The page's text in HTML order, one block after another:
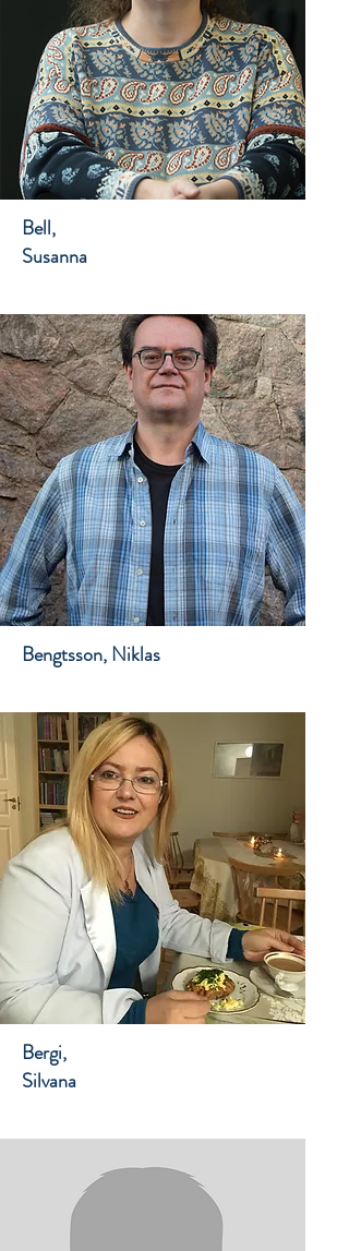
Bell,
Susanna
Bengtsson, Niklas
Bergi,
Silvana